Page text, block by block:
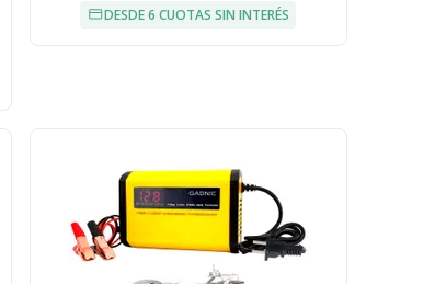
DESDE 6 CUOTAS SIN INTERÉS